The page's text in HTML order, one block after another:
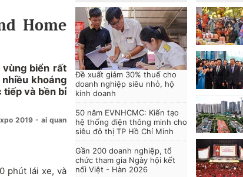
Home
biển rất
khoáng
và bền bỉ
2019 - ai quan
phút lái xe, và
Đề xuất giảm 30% thuế cho
doanh nghiệp siêu nhỏ, hộ
kinh doanh
50 năm EVNHCMC: Kiến tạo
hệ thống điện thông minh cho
siêu đô thị TP Hồ Chí Minh
Gần 200 doanh nghiệp, tổ
chức tham gia Ngày hội kết
nối Việt - Hàn 2026